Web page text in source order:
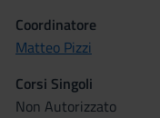
Coordinatore
Matteo Pizzi
Corsi Singoli
Non Autorizzato